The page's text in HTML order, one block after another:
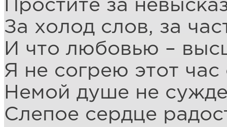
Простите за
За холод слов, за
И что любовью –
Я не согрею этот час
Немой душе не
Слепое сердце